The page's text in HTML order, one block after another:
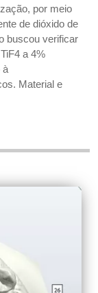
por meio
de dióxido de
buscou verificar
a 4%
à
Material e